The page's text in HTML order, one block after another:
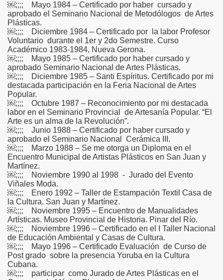
￼;;;; Mayo 1984 – Certificado por haber cursado y
aprobado el Seminario Nacional de Metodólogos de Artes
Plásticas.
￼;;;; Diciembre 1984 – Certificado por la labor Profesor
Voluntario durante el 1er y 2do Semestre. Curso
Académico 1983-1984, Nueva Gerona.
￼;;;; Mayo 1985 – Certificado por haber cursado y
aprobado Seminario Nacional de Artes Plásticas.
￼;;;; Diciembre 1985 – Santi Espíritus. Certificado por mi
destacada participación en la Feria Nacional de Artes
Popular.
￼;;;; Octubre 1987 – Reconocimiento por mi destacada
labor en el Seminario Provincial de Artesanía Popular. “El
Arte es un alma de la Revolución”.
￼;;;; Junio 1988 – Certificado por haber cursado y
aprobado el Seminario Nacional Cerámica III.
￼;;;; Marzo 1988 – Se me otorga un Diploma en el
Encuentro Municipal de Artistas Plásticos en San Juan y
Martínez.
￼;;;; Noviembre 1990 al 1998 - Jurado del Evento
Viñales Moda.
￼;;;; Enero 1992 – Taller de Estampación Textil Casa de
la Cultura. San Juan y Martínez.
￼;;;; Noviembre 1995 – Encuentro de Manualidades
Artísticas. Museo Provincial de Historia. Pinar del Río.
￼;;;; Noviembre 1996 – Certificado en el I Taller Nacional
de Educación Ambiental y Casas de Cultura.
￼;;;; Mayo 1996 – Certificado Evaluación de Curso de
Post grado sobre la presencia Yoruba en la Cultura
Cubana.
￼;;;; participar como Jurado de Artes Plásticas en el